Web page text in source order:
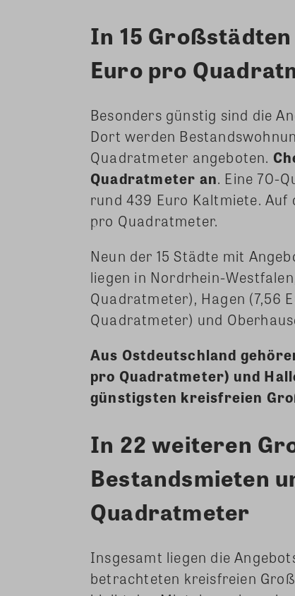
In 15
Euro pro
Besonders günstig sind die
Dort werden
Quadratmeter angeboten.
Quadratmeter an. Eine 70-
rund 439 Euro Kaltmiete. Auf
pro Quadratmeter.
Neun der 15 Städte mit
liegen in Nordrhein-
Quadratmeter), Hagen (7,56
Quadratmeter) und
Aus Ostdeutschland
pro Quadratmeter) und
günstigsten kreisfreien
In 22 weiteren
Bestandsmieten
Quadratmeter
Insgesamt liegen die
betrachteten kreisfreien